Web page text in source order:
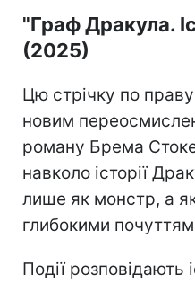
"Граф Дракула.
(2025)
Цю стрічку по
новим
роману Брема
навколо історії
лише як монстр, а як
глибокими
Події розповідають